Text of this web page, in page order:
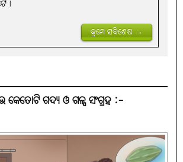
କ୍ରମେ ସବିଶେଷ →
ଗଦ୍ୟ ଓ ଗଳ୍ପ ସଂଗ୍ରହ :-